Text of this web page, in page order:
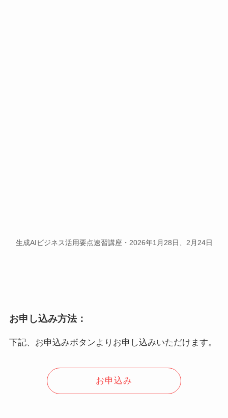
生成AIビジネス活用要点速習講座・2026年1月28日、2月24日
お申し込み方法：
下記、お申込みボタンよりお申し込みいただけます。
お申込み